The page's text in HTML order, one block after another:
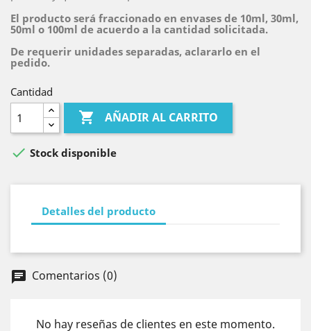
El producto será fraccionado en envases de 10ml, 30ml,
50ml o 100ml de acuerdo a la cantidad solicitada.
De requerir unidades separadas, aclararlo en el
pedido.
Cantidad
 AÑADIR AL CARRITO
 Stock disponible
Detalles del producto
chat Comentarios (0)
No hay reseñas de clientes en este momento.